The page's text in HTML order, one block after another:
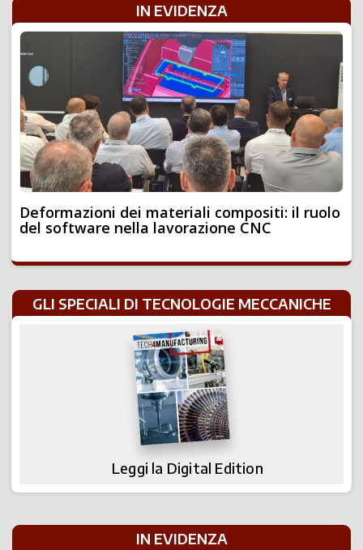
IN EVIDENZA
Deformazioni dei materiali compositi: il ruolo
del software nella lavorazione CNC
GLI SPECIALI DI TECNOLOGIE MECCANICHE
Leggi la Digital Edition
IN EVIDENZA